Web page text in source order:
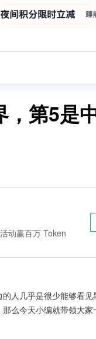
第5是
动赢百万 Token
人几乎是很少能够看
么今天小编就带领大家